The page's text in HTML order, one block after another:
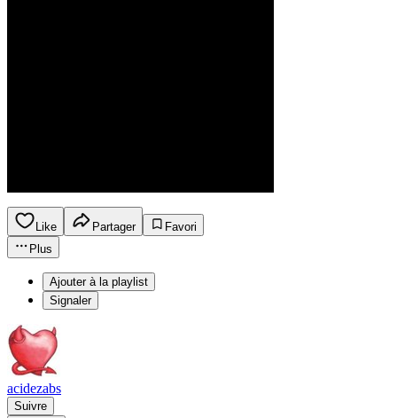
Like Partager
Favori
Plus
Ajouter à la playlist
Signaler
acidezabs
Suivre